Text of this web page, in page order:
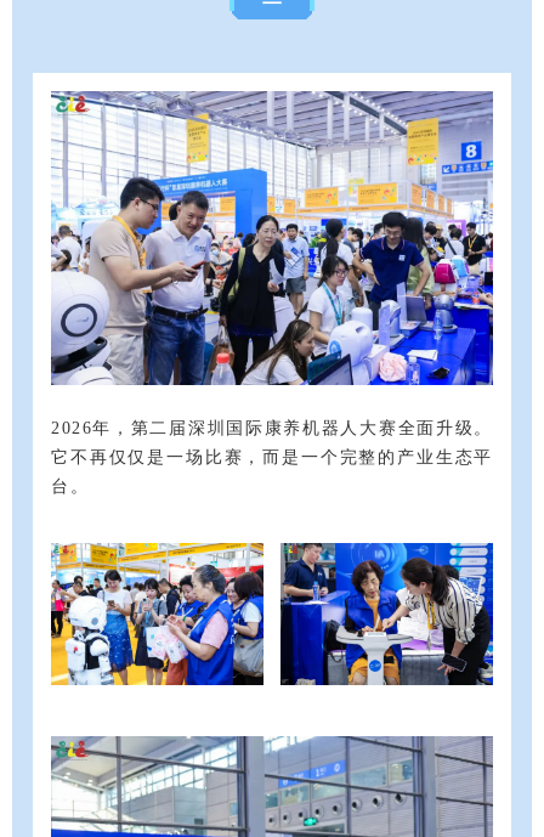
2026年，第二届深圳国际康养机器人大赛全面升级。
它不再仅仅是一场比赛，而是一个完整的产业生态平
台。